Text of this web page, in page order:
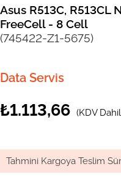
Asus R513C,
FreeCell - 8 Cell
(745422-Z1-5675)
Data Servis
₺1.113,66 (KDV
Tahmini Kargoya Teslim